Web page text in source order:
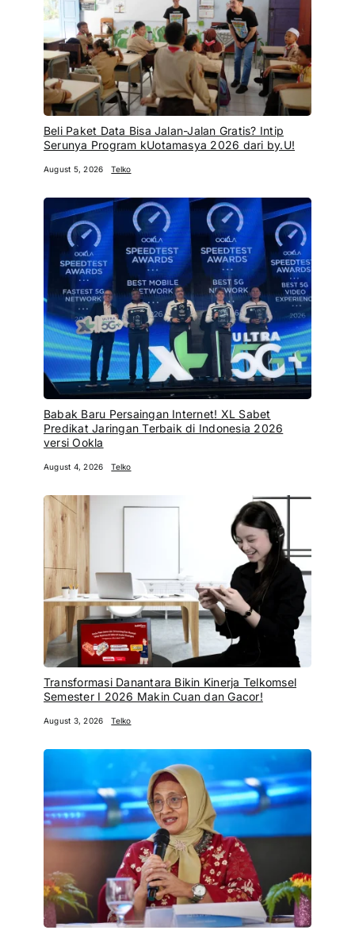
Beli Paket Data Bisa Jalan-Jalan Gratis? Intip
Serunya Program kUotamasya 2026 dari by.U!
August 5, 2026 Telko
Babak Baru Persaingan Internet! XL Sabet
Predikat Jaringan Terbaik di Indonesia 2026
versi Ookla
August 4, 2026 Telko
Transformasi Danantara Bikin Kinerja Telkomsel
Semester I 2026 Makin Cuan dan Gacor!
August 3, 2026 Telko